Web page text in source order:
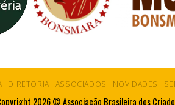
DIRETORIA ASSOCIADOS NOVIDADES
2026 © Associação Brasileira dos